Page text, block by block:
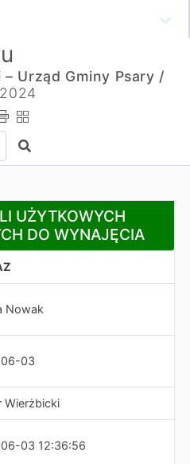
– Urząd Gminy Psary /
2024
Szukaj
PRZEZNACZONYCH
UŻYTKOWYCH
DO WYNAJĘCIA
Nowak
03
Wierżbicki
03 12:36:56